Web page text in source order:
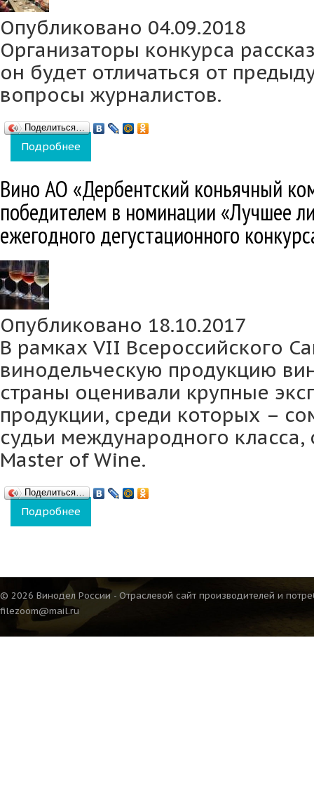
Опубликовано 04.09.2018
Организаторы конкурса
он будет отличаться от
вопросы журналистов.
Поделиться…
Подробнее
Вино АО «Дербентский коньячный
победителем в номинации «Лучшее
ежегодного дегустационного
Опубликовано 18.10.2017
В рамках VII Всероссийского
винодельческую продукцию
страны оценивали крупные
продукции, среди которых –
судьи международного класса,
Master of Wine.
Поделиться…
Подробнее
года» ежегодного дегустационного
© 2026 Винодел России - Отраслевой сайт производителей и
filezoom@mail.ru